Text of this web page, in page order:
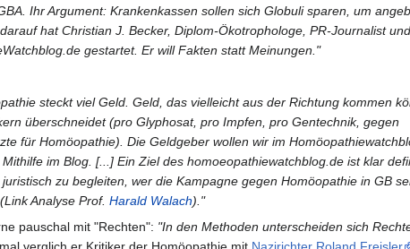
Ihr Argument: Krankenkassen sollen sich Globuli sparen, um
hat Christian J. Becker, Diplom-Ökotrophologe, PR-Journalist und
gestartet. Er will Fakten statt Meinungen."
steckt viel Geld. Geld, das vielleicht aus der Richtung kommen
überschneidet (pro Glyphosat, pro Impfen, pro Gentechnik, gegen
für Homöopathie). Die Geldgeber wollen wir im
im Blog. [...] Ein Ziel des homoeopathiewatchblog.de ist klar
zu begleiten, wer die Kampagne gegen Homöopathie in GB
Analyse Prof.Harald Walach)."
pauschal mit "Rechten": "In den Methoden unterscheiden sich